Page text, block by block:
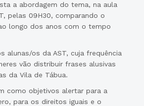
a abordagem do tema, na aula
pelas 09H30, comparando o
longo dos anos com o tempo
alunas/os da AST, cuja frequência
vão distribuir frases alusivas
da Vila de Tábua.
como objetivos alertar para a
para os direitos iguais e o